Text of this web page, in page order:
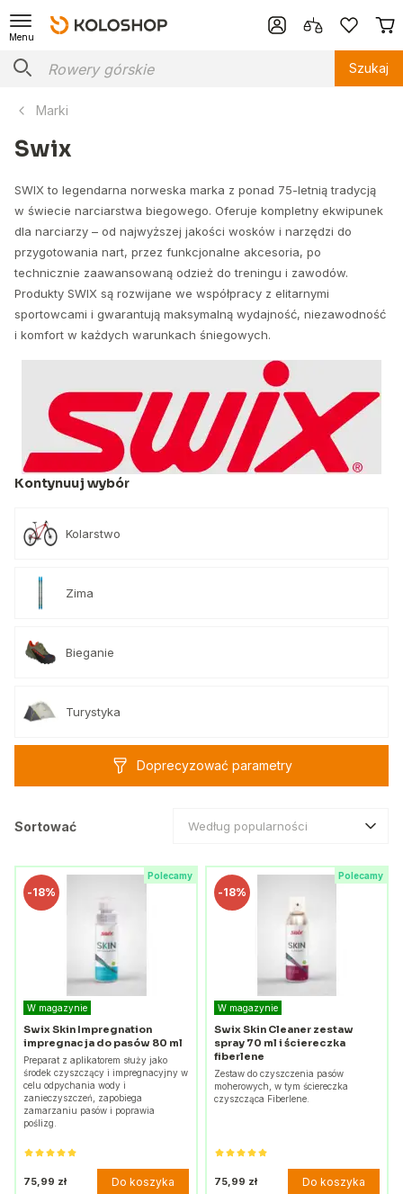
Menu
Szukaj
Marki
Swix
SWIX to legendarna norweska marka z ponad 75-letnią tradycją
w świecie narciarstwa biegowego. Oferuje kompletny ekwipunek
dla narciarzy – od najwyższej jakości wosków i narzędzi do
przygotowania nart, przez funkcjonalne akcesoria, po
technicznie zaawansowaną odzież do treningu i zawodów.
Produkty SWIX są rozwijane we współpracy z elitarnymi
sportowcami i gwarantują maksymalną wydajność, niezawodność
i komfort w każdych warunkach śniegowych.
Kontynuuj wybór
Kolarstwo
Zima
Bieganie
Turystyka
Doprecyzować parametry
Sortować Według popularności
Polecamy
-18%
W magazynie
Swix Skin Impregnation
impregnacja do pasów 80 ml
Preparat z aplikatorem służy jako
środek czyszczący i impregnacyjny w
celu odpychania wody i
zanieczyszczeń, zapobiega
zamarzaniu pasów i poprawia
poślizg.
75,99 zł Do koszyka
Polecamy
-18%
W magazynie
Swix Skin Cleaner zestaw
spray 70 ml i ściereczka
fiberlene
Zestaw do czyszczenia pasów
moherowych, w tym ściereczka
czyszcząca Fiberlene.
75,99 zł Do koszyka